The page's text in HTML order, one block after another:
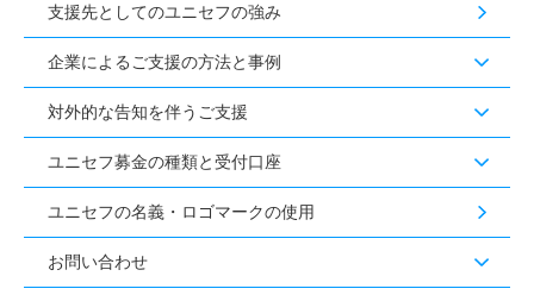
支援先としてのユニセフの強み
企業によるご支援の方法と事例
対外的な告知を伴うご支援
ユニセフ募金の種類と受付口座
ユニセフの名義・ロゴマークの使用
お問い合わせ